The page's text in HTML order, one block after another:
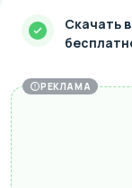
Скачать
РЕКЛАМА